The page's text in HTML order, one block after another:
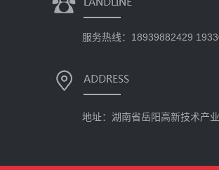
服务热线：18939882429
地址：湖南省岳阳高新技术产